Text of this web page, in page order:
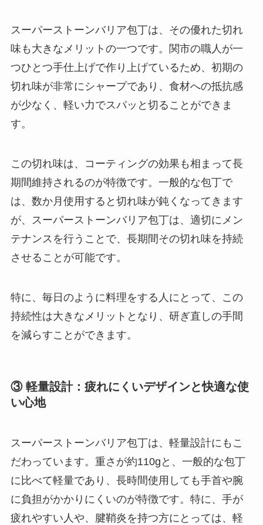
スーパーストーンバリア包丁は、その優れた切れ
味も大きなメリットの一つです。関市の職人が一
つひとつ手仕上げで作り上げているため、初期の
切れ味が非常にシャープであり、食材への抵抗感
が少なく、軽い力でスパッと切ることができま
す。
この切れ味は、コーティングの効果も相まって長
期間維持されるのが特徴です。一般的な包丁で
は、数か月使用すると切れ味が鈍くなってきます
が、スーパーストーンバリア包丁は、適切にメン
テナンスを行うことで、長期間その切れ味を持続
させることが可能です。
特に、毎日のように料理をする人にとって、この
持続性は大きなメリットとなり、研ぎ直しの手間
を減らすことができます。
③ 軽量設計：疲れにくいデザインと快適な使
い心地
スーパーストーンバリア包丁は、軽量設計にもこ
だわっています。重さが約110gと、一般的な包丁
に比べて軽量であり、長時間使用しても手首や腕
に負担がかかりにくいのが特徴です。特に、手が
疲れやすい人や、腱鞘炎を持つ方にとっては、軽